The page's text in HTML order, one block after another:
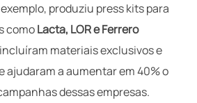
produziu press kits para
comoLacta, LOR e Ferrero
materiais exclusivos e
ajudaram a aumentar em 40% o
dessas empresas.